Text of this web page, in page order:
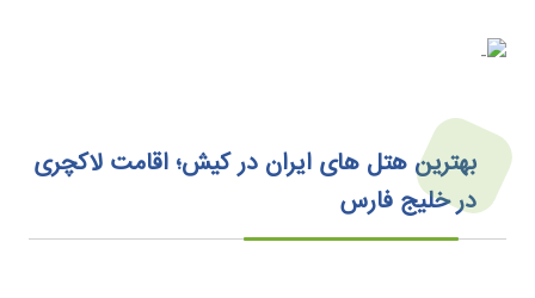
بهترین هتل های ایران در کیش؛ اقامت لاکچری
در خلیج فارس